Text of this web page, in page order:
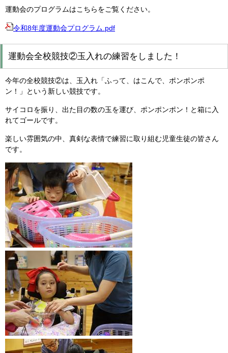
運動会のプログラムはこちらをご覧ください。
令和8年度運動会プログラム.pdf
運動会全校競技②玉入れの練習をしました！
今年の全校競技②は、玉入れ「ふって、はこんで、ポンポンポ
ン！」という新しい競技です。
サイコロを振り、出た目の数の玉を運び、ポンポンポン！と箱に入
れてゴールです。
楽しい雰囲気の中、真剣な表情で練習に取り組む児童生徒の皆さん
です。